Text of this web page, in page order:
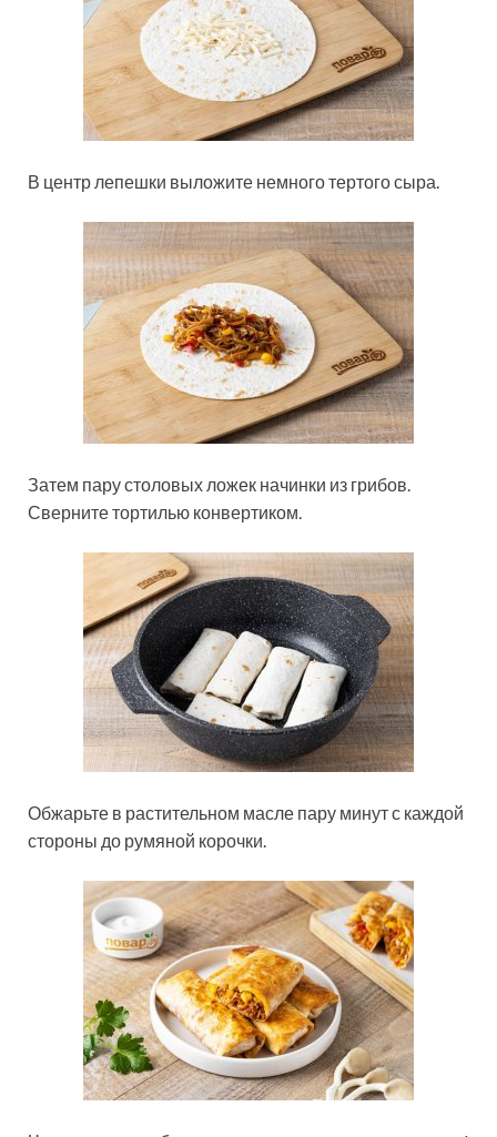
В центр лепешки выложите немного тертого сыра.
Затем пару столовых ложек начинки из грибов.
Сверните тортилью конвертиком.
Обжарьте в растительном масле пару минут с каждой
стороны до румяной корочки.